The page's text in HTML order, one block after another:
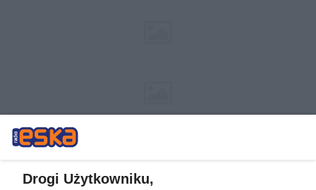
Drogi Użytkowniku,